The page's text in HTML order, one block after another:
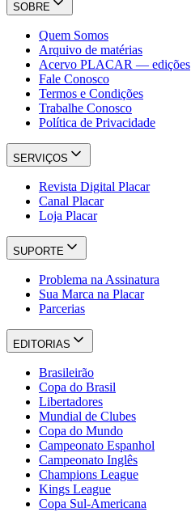
SOBRE
Quem Somos
Arquivo de matérias
Acervo PLACAR — edições
Fale Conosco
Termos e Condições
Trabalhe Conosco
Política de Privacidade
SERVIÇOS
Revista Digital Placar
Canal Placar
Loja Placar
SUPORTE
Problema na Assinatura
Sua Marca na Placar
Parcerias
EDITORIAS
Brasileirão
Copa do Brasil
Libertadores
Mundial de Clubes
Copa do Mundo
Campeonato Espanhol
Campeonato Inglês
Champions League
Kings League
Copa Sul-Americana